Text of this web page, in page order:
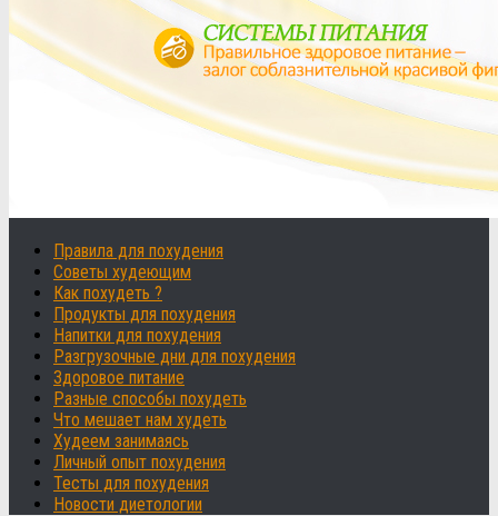
Правила для похудения
Советы худеющим
Как похудеть ?
Продукты для похудения
Напитки для похудения
Разгрузочные дни для похудения
Здоровое питание
Разные способы похудеть
Что мешает нам худеть
Худеем занимаясь
Личный опыт похудения
Тесты для похудения
Новости диетологии